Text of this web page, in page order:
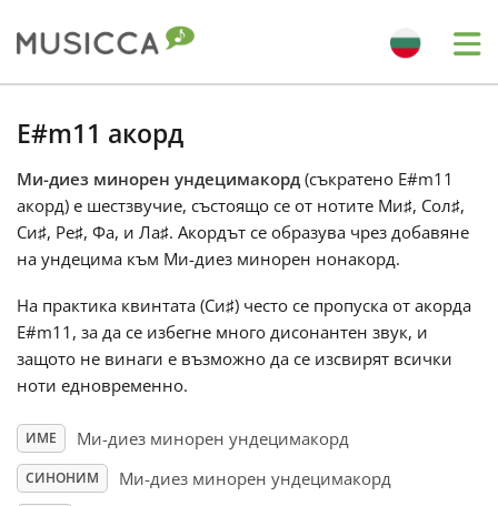
Български
Dansk
Deutsch
English
Español
E#m11 акорд
Ми-диез минорен ундецимакорд (съкратено E#m11
акорд) е шестзвучие, състоящо се от нотите Ми♯, Сол♯,
Си♯, Ре♯, Фа, и Ла♯. Акордът се образува чрез добавяне
на ундецима към Ми-диез минорен нонакорд.
На практика квинтата (Си♯) често се пропуска от акорда
E#m11, за да се избегне много дисонантен звук, и
защото не винаги е възможно да се изсвирят всички
ноти едновременно.
ИМЕ Ми-диез минорен ундецимакорд
СИНОНИМ Ми-диез минорен ундецимакорд